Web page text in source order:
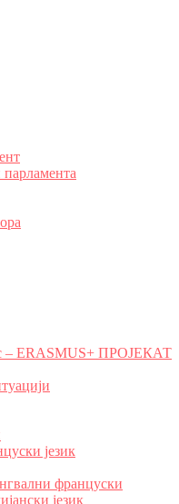
– ERASMUS+ ПРОЈЕКАТ
језик
француски
језик